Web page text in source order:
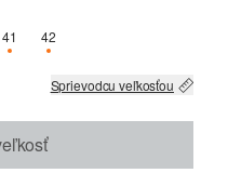
IBA 3
41K DISPOZÍCII IBA 1
42K DISPOZÍCII IBA 1
Sprievodcu veľkosťou